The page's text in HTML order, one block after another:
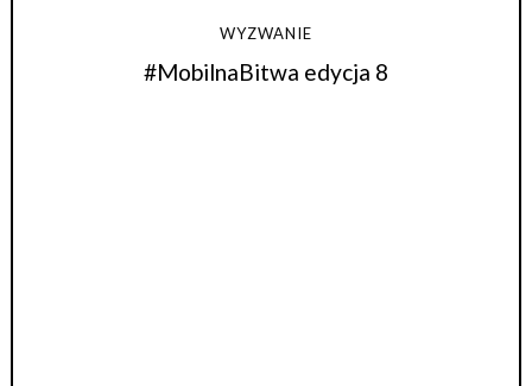
WYZWANIE
#MobilnaBitwa edycja 8